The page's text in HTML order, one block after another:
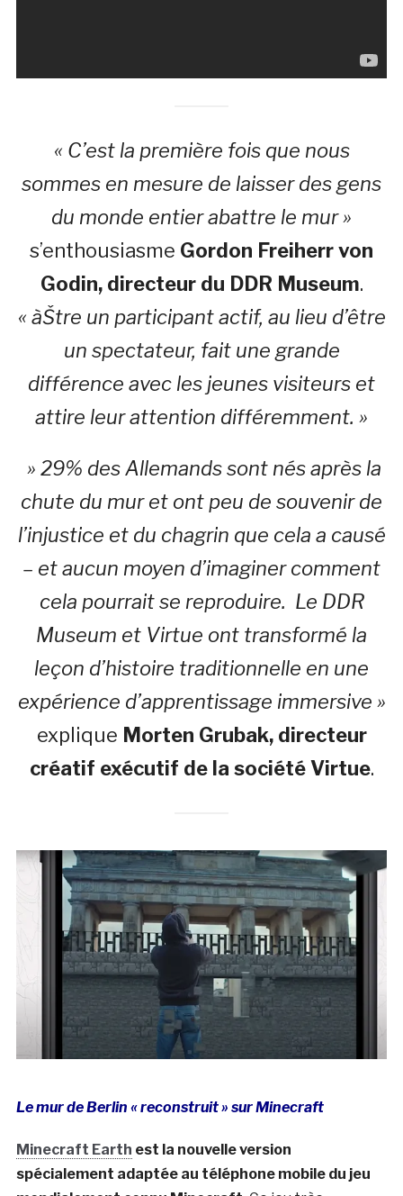
« C’est la première fois que nous
sommes en mesure de laisser des gens
du monde entier abattre le mur »
s’enthousiasme Gordon Freiherr von
Godin, directeur du DDR Museum.
« àŠtre un participant actif, au lieu d’être
un spectateur, fait une grande
différence avec les jeunes visiteurs et
attire leur attention différemment. »
» 29% des Allemands sont nés après la
chute du mur et ont peu de souvenir de
l’injustice et du chagrin que cela a causé
– et aucun moyen d’imaginer comment
cela pourrait se reproduire. Le DDR
Museum et Virtue ont transformé la
leçon d’histoire traditionnelle en une
expérience d’apprentissage immersive »
explique Morten Grubak, directeur
créatif exécutif de la société Virtue.
Le mur de Berlin « reconstruit » sur Minecraft
Minecraft Earth est la nouvelle version
spécialement adaptée au téléphone mobile du jeu